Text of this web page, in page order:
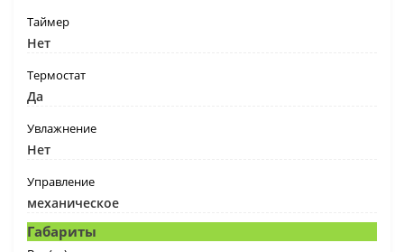
Таймер
Нет
Термостат
Да
Увлажнение
Нет
Управление
механическое
Габариты